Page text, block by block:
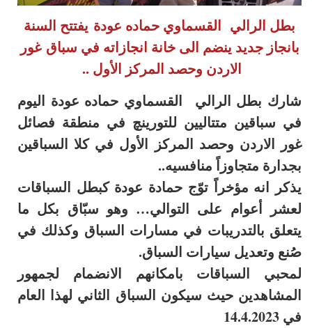
بطل الرالي القسماوي حماده عودة يفتتح السنة
بانجاز جديد ينضم الى خانة انجازاته في سباق غور
الاردن وحصد المركز الأول ..
شارك بطل الرالي القسماوي حماده عودة اليوم
في سباقين متتاليين للتورينچ في منطقة فصائل
غور الاردن وحصد المركز الأول في كلا السباقين
بجدارة متجاوزاً منافسيه..
يذكر انه مؤخراً توّج حمادة عودة كبطل السباقات
لعشر أعوام على التوالي… وهو سبّاق بكل ما
يتعلق بالتدريبات في مسارات السباق وكذلك في
صُنع وتعديل سيارات السباق.
لمحبي السباقات بامكانهم الانضمام لجمهور
المشاهدين حيث سيكون السباق الثاني لهذا العام
في 14.4.2023